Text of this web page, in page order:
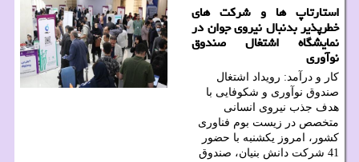
استارتاپ ها و شرکت های
خطرپذیر بدنبال نیروی جوان در
نمایشگاه اشتغال صندوق
نوآوری
کار و درآمد: رویداد اشتغال
صندوق نوآوری و شکوفایی با
هدف جذب نیروی انسانی
متخصص در زیست بوم فناوری
کشور، امروز یکشنبه با حضور
41 شرکت دانش بنیان، صندوق